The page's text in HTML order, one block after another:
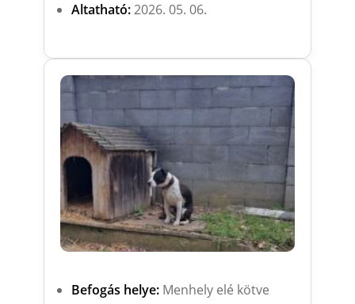
Altatható:2026. 05. 06.
Befogás helye:Menhely elé kötve